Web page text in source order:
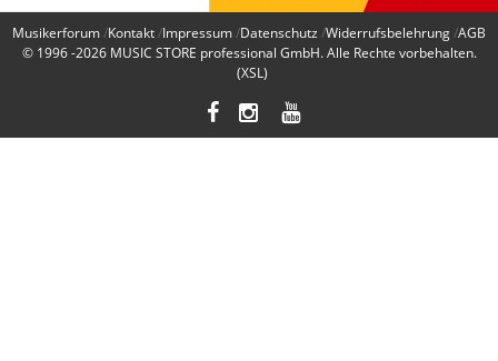
Musikerforum Kontakt Impressum Datenschutz Widerrufsbelehrung AGB
© 1996 -2026 MUSIC STORE professional GmbH. Alle Rechte vorbehalten.
(XSL)